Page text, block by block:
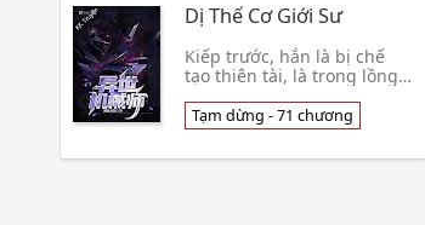
Dị Thế Cơ Giới Sư
Kiếp trước, hắn là bị chế
tạo thiên tài, là trong lồng
con rối, ngày hôm đó, thiên
tài giải khai liền cùm, quái
👦 Lại Tán Hắc Miêu
Tạm dừng - 71 chương